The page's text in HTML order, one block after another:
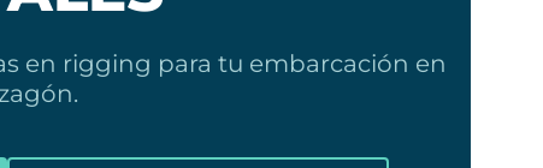
en rigging para tu embarcación en